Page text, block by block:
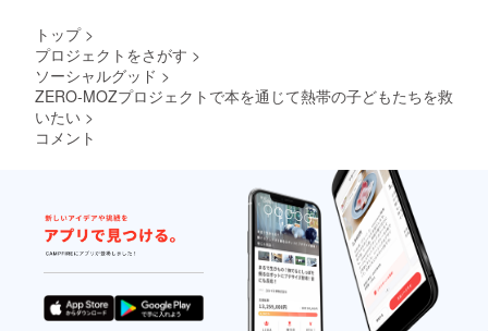
トップ >
プロジェクトをさがす >
ソーシャルグッド >
ZERO-MOZプロジェクトで本を通じて熱帯の子どもたちを救
いたい >
コメント